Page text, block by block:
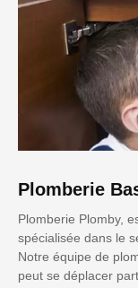
Plomberie
Plomberie Plomby,
spécialisée dans le
Notre équipe de
peut se déplacer